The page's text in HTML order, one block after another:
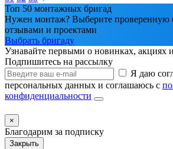
Топ 50 монтажных бригад
Нужен монтаж? Выберите проверенную
отзывами и проектами
Выбрать бригаду
Узнавайте первыми о новинках, акциях
Подпишитесь на рассылку
Я даю
персональных данных и соглашаюсь с
конфиденциальности
×
Благодарим за подписку
Закрыть